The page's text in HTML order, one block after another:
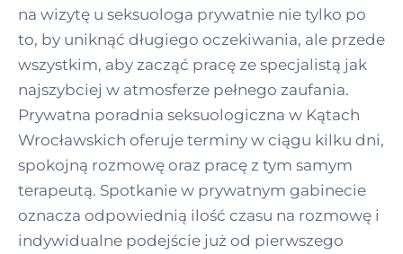
na wizytę u seksuologa prywatnie nie tylko po
to, by uniknąć długiego oczekiwania, ale przede
wszystkim, aby zacząć pracę ze specjalistą jak
najszybciej w atmosferze pełnego zaufania.
Prywatna poradnia seksuologiczna w Kątach
Wrocławskich oferuje terminy w ciągu kilku dni,
spokojną rozmowę oraz pracę z tym samym
terapeutą. Spotkanie w prywatnym gabinecie
oznacza odpowiednią ilość czasu na rozmowę i
indywidualne podejście już od pierwszego